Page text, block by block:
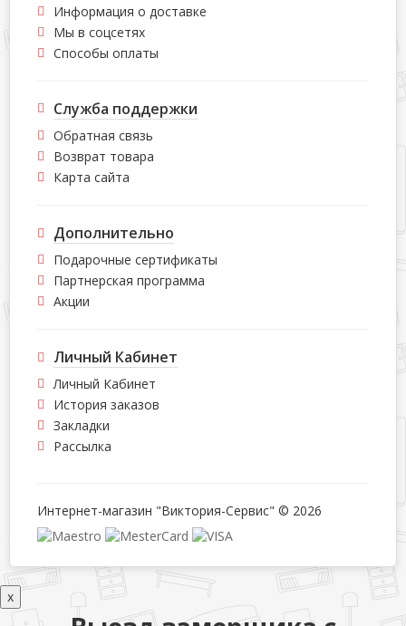
Информация о доставке
Мы в соцсетях
Способы оплаты
Служба поддержки
Обратная связь
Возврат товара
Карта сайта
Дополнительно
Подарочные сертификаты
Партнерская программа
Акции
Личный Кабинет
Личный Кабинет
История заказов
Закладки
Рассылка
Интернет-магазин "Виктория-Сервис" © 2026
x